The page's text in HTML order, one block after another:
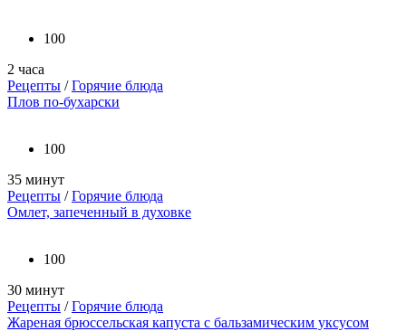
100
2 часа
Рецепты /Горячие блюда
Плов по-бухарски
100
35 минут
Рецепты /Горячие блюда
Омлет, запеченный в духовке
100
30 минут
Рецепты /Горячие блюда
Жареная брюссельская капуста с бальзамическим уксусом